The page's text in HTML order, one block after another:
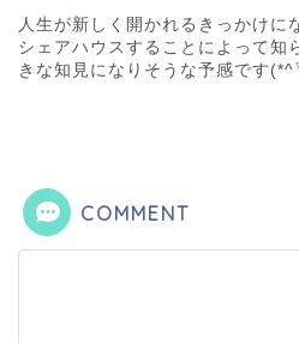
人生が新しく開かれるきっかけに
シェアハウスすることによって知
きな知見になりそうな予感です
COMMENT